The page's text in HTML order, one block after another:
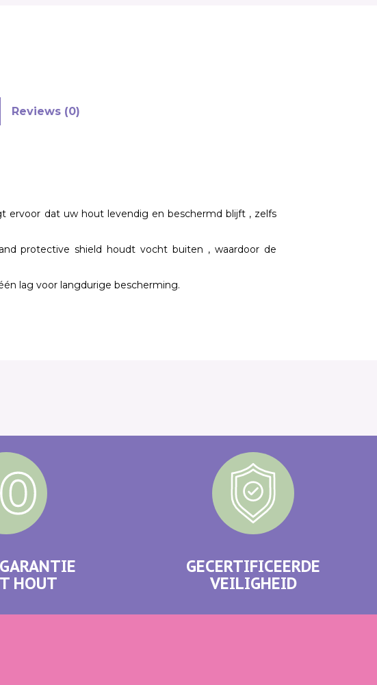
Reviews (0)
ervoor dat uw hout levendig en beschermd blijft , zelfs
protective shield houdt vocht buiten , waardoor de
lag voor langdurige bescherming.
HOUT
GECERTIFICEERDE
VEILIGHEID